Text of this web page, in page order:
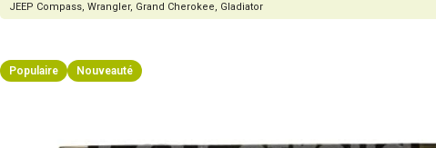
JEEP Compass, Wrangler, Grand Cherokee, Gladiator
Populaire Nouveauté